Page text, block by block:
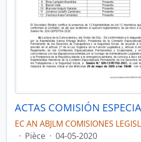
EC AN ABJLM COMISIONES
· Pièce · 04-05-2020